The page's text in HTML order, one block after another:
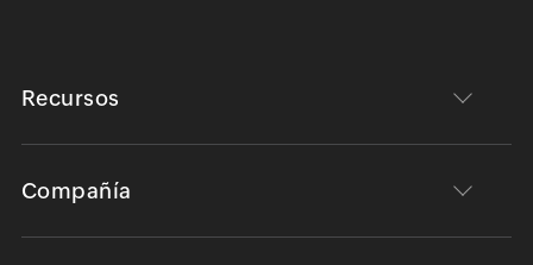
Recursos
Compañía